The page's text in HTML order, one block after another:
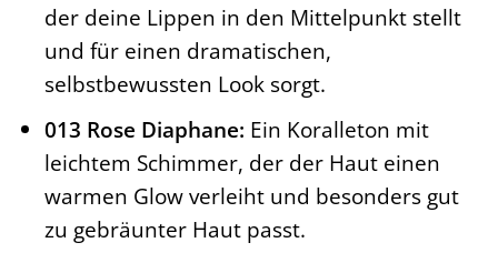
der deine Lippen in den Mittelpunkt stellt
und für einen dramatischen,
selbstbewussten Look sorgt.
013 Rose Diaphane: Ein Koralleton mit
leichtem Schimmer, der der Haut einen
warmen Glow verleiht und besonders gut
zu gebräunter Haut passt.